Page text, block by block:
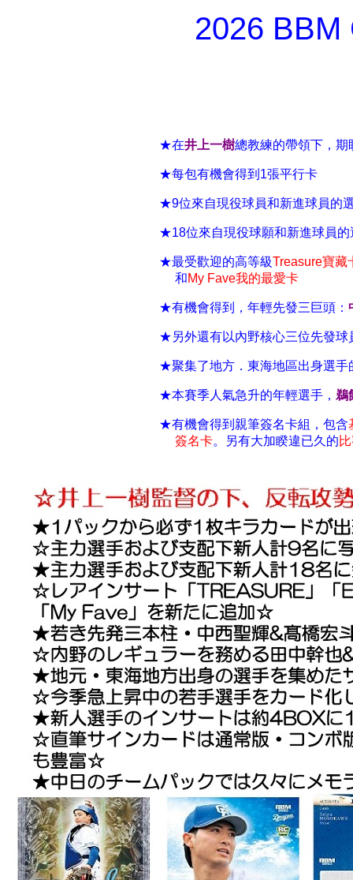
2026 BBM
★在井上一樹總教練的帶領下，期
★每包有機會得到1張平行卡
★9位來自現役球員和新進球員的
★18位來自現役球願和新進球員的
★最受歡迎的高等級Treasure寶藏
和My Fave我的最愛卡
★有機會得到，年輕先發三巨頭：
★另外還有以內野核心三位先發球
★聚集了地方．東海地區出身選手
★本賽季人氣急升的年輕選手， 鵜
★有機會得到親筆簽名卡組，包含
簽名卡。另有大加睽違已久的